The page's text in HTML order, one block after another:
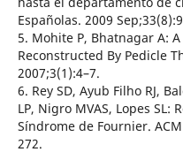
Españolas. 2009
5. Mohite P, Bhatnagar A:
Reconstructed By Pedicle
2007;3(1):4–7.
6. Rey SD, Ayub Filho RJ,
LP, Nigro MVAS, Lopes SL:
Síndrome de Fournier.
272.